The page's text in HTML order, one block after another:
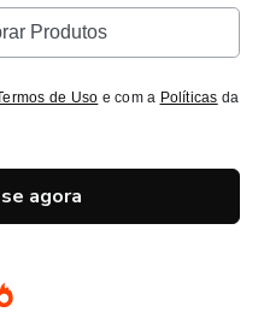
Produtos
de Uso e com a Políticas da
agora